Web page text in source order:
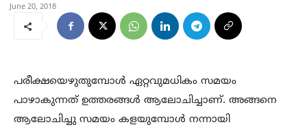
June 20, 2018
പരീക്ഷയെഴുതുമ്പോൾ ഏറ്റവുമധികം സമയം
പാഴാകുന്നത് ഉത്തരങ്ങൾ ആലോചിച്ചാണ്. അങ്ങനെ
ആലോചിച്ചു സമയം കളയുമ്പോൾ നന്നായി